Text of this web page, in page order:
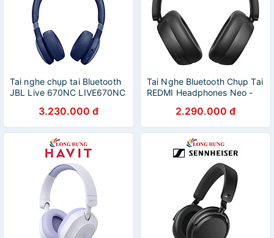
Tai nghe chụp tai Bluetooth
JBL Live 670NC LIVE670NC
3.230.000 đ
Tai Nghe Bluetooth Chụp Tai
REDMI Headphones Neo -
2.290.000 đ